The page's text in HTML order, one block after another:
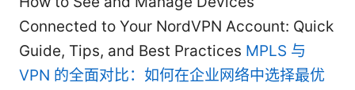
Connected to Your NordVPN Account: Quick
Guide, Tips, and Best Practices MPLS 与
VPN 的全面对比：如何在企业网络中选择最优